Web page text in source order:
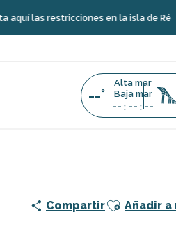
restricciones en la isla de Ré
--°
Alta mar
Baja mar
-- : -- : --
Le Bois-Plage
CompartirAjouter aux
Añadir